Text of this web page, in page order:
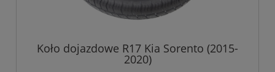
Koło dojazdowe R17 Kia Sorento (2015-
2020)